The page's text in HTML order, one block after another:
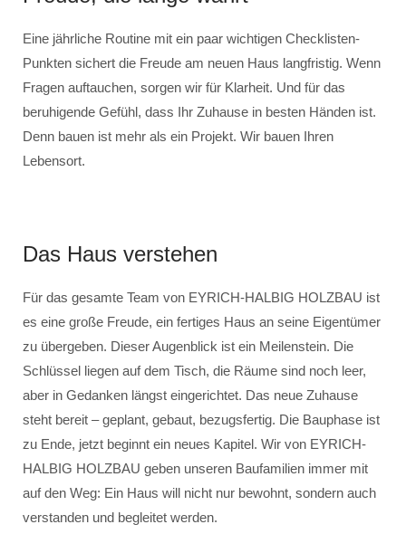
Eine jährliche Routine mit ein paar wichtigen Checklisten-
Punkten sichert die Freude am neuen Haus langfristig. Wenn
Fragen auftauchen, sorgen wir für Klarheit. Und für das
beruhigende Gefühl, dass Ihr Zuhause in besten Händen ist.
Denn bauen ist mehr als ein Projekt. Wir bauen Ihren
Lebensort.
Das Haus verstehen
Für das gesamte Team von EYRICH-HALBIG HOLZBAU ist
es eine große Freude, ein fertiges Haus an seine Eigentümer
zu übergeben. Dieser Augenblick ist ein Meilenstein. Die
Schlüssel liegen auf dem Tisch, die Räume sind noch leer,
aber in Gedanken längst eingerichtet. Das neue Zuhause
steht bereit – geplant, gebaut, bezugsfertig. Die Bauphase ist
zu Ende, jetzt beginnt ein neues Kapitel. Wir von EYRICH-
HALBIG HOLZBAU geben unseren Baufamilien immer mit
auf den Weg: Ein Haus will nicht nur bewohnt, sondern auch
verstanden und begleitet werden.